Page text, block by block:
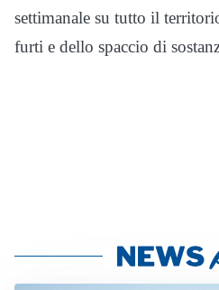
settimanale su tutto il
furti e dello spaccio di